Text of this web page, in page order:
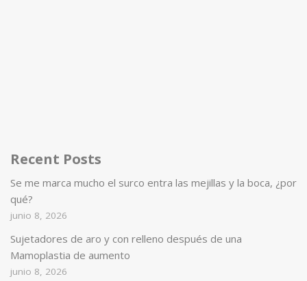
Recent Posts
Se me marca mucho el surco entra las mejillas y la boca, ¿por
qué?
junio 8, 2026
Sujetadores de aro y con relleno después de una
Mamoplastia de aumento
junio 8, 2026